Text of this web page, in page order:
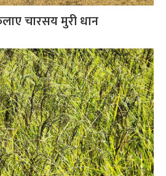
चारसय मुरी धान